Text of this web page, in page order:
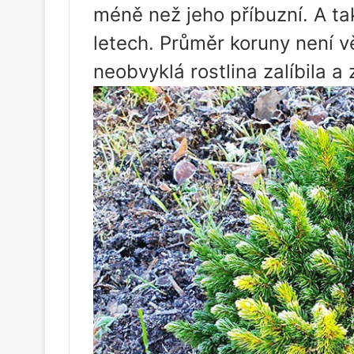
méně než jeho příbuzní. A
letech. Průměr koruny není
neobvyklá rostlina zalíbila a